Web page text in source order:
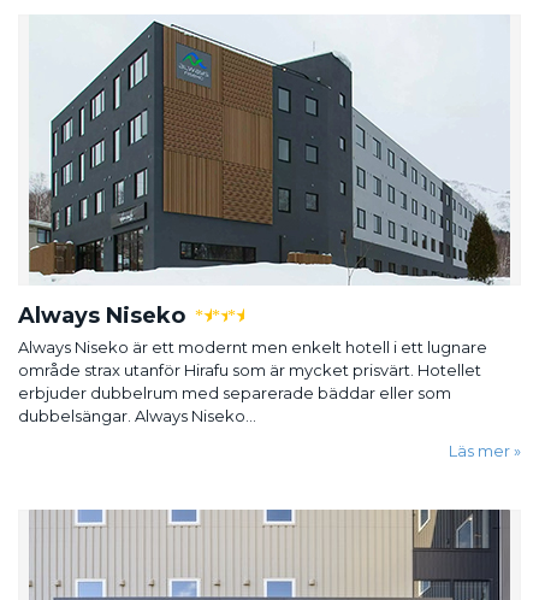
Always Niseko ★★★
Always Niseko är ett modernt men enkelt hotell i ett lugnare
område strax utanför Hirafu som är mycket prisvärt. Hotellet
erbjuder dubbelrum med separerade bäddar eller som
dubbelsängar. Always Niseko...
Läs mer